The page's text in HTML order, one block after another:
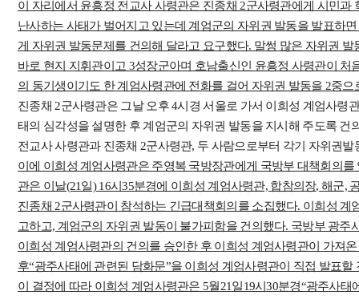
이 자리에서 윤흥정 전교사 사령관은 진종채 2군사령관에게 시민과
난사하는 사태가 벌어지고 있는데 계엄군의 자위권 발동을 발표하
게 자위권 발동문제를 건의해 달라고 요구했다. 말썽 많은 자위권
바로 현지 지휘관이고 3성장군아며 호남출신인 윤흥정 사령관이 처
의 동기생이기도 한 계엄사령관에 전화를 걸어 자위권 발동을 2중으
진종채 2군사령관은 그날 오후 4시경 서울로 가서 이희성 계엄사령
태의 심각성을 설명한 후 계엄군의 자위권 발동을 지시해 주도록 건
전교사 사령관과 진종채 2군사령관, 두 사람으로부터 각기 자위권
이에 이희성 계엄사령관은 주영복 국방장관에게 국방부 대책회의
관은 이날(21일) 16시35분경에 이희성 계엄사령관, 합참의장, 해군,
진종채 2군사령관이 참석하는 긴급대책회의를 소집했다. 이희성 계
고하고, 계엄군의 자위권 발동이 불가피함을 건의했다. 국방부 광주
이희성 계엄사령관의 건의를 승인한 후 이희성 계엄사령관이 가져
후“광주사태에 관련된 담화문”을 이희성 계엄사령관이 직접 발표할
이 결정에 따라 이희성 계엄사령관은 5월21일19시30분경“광주사태